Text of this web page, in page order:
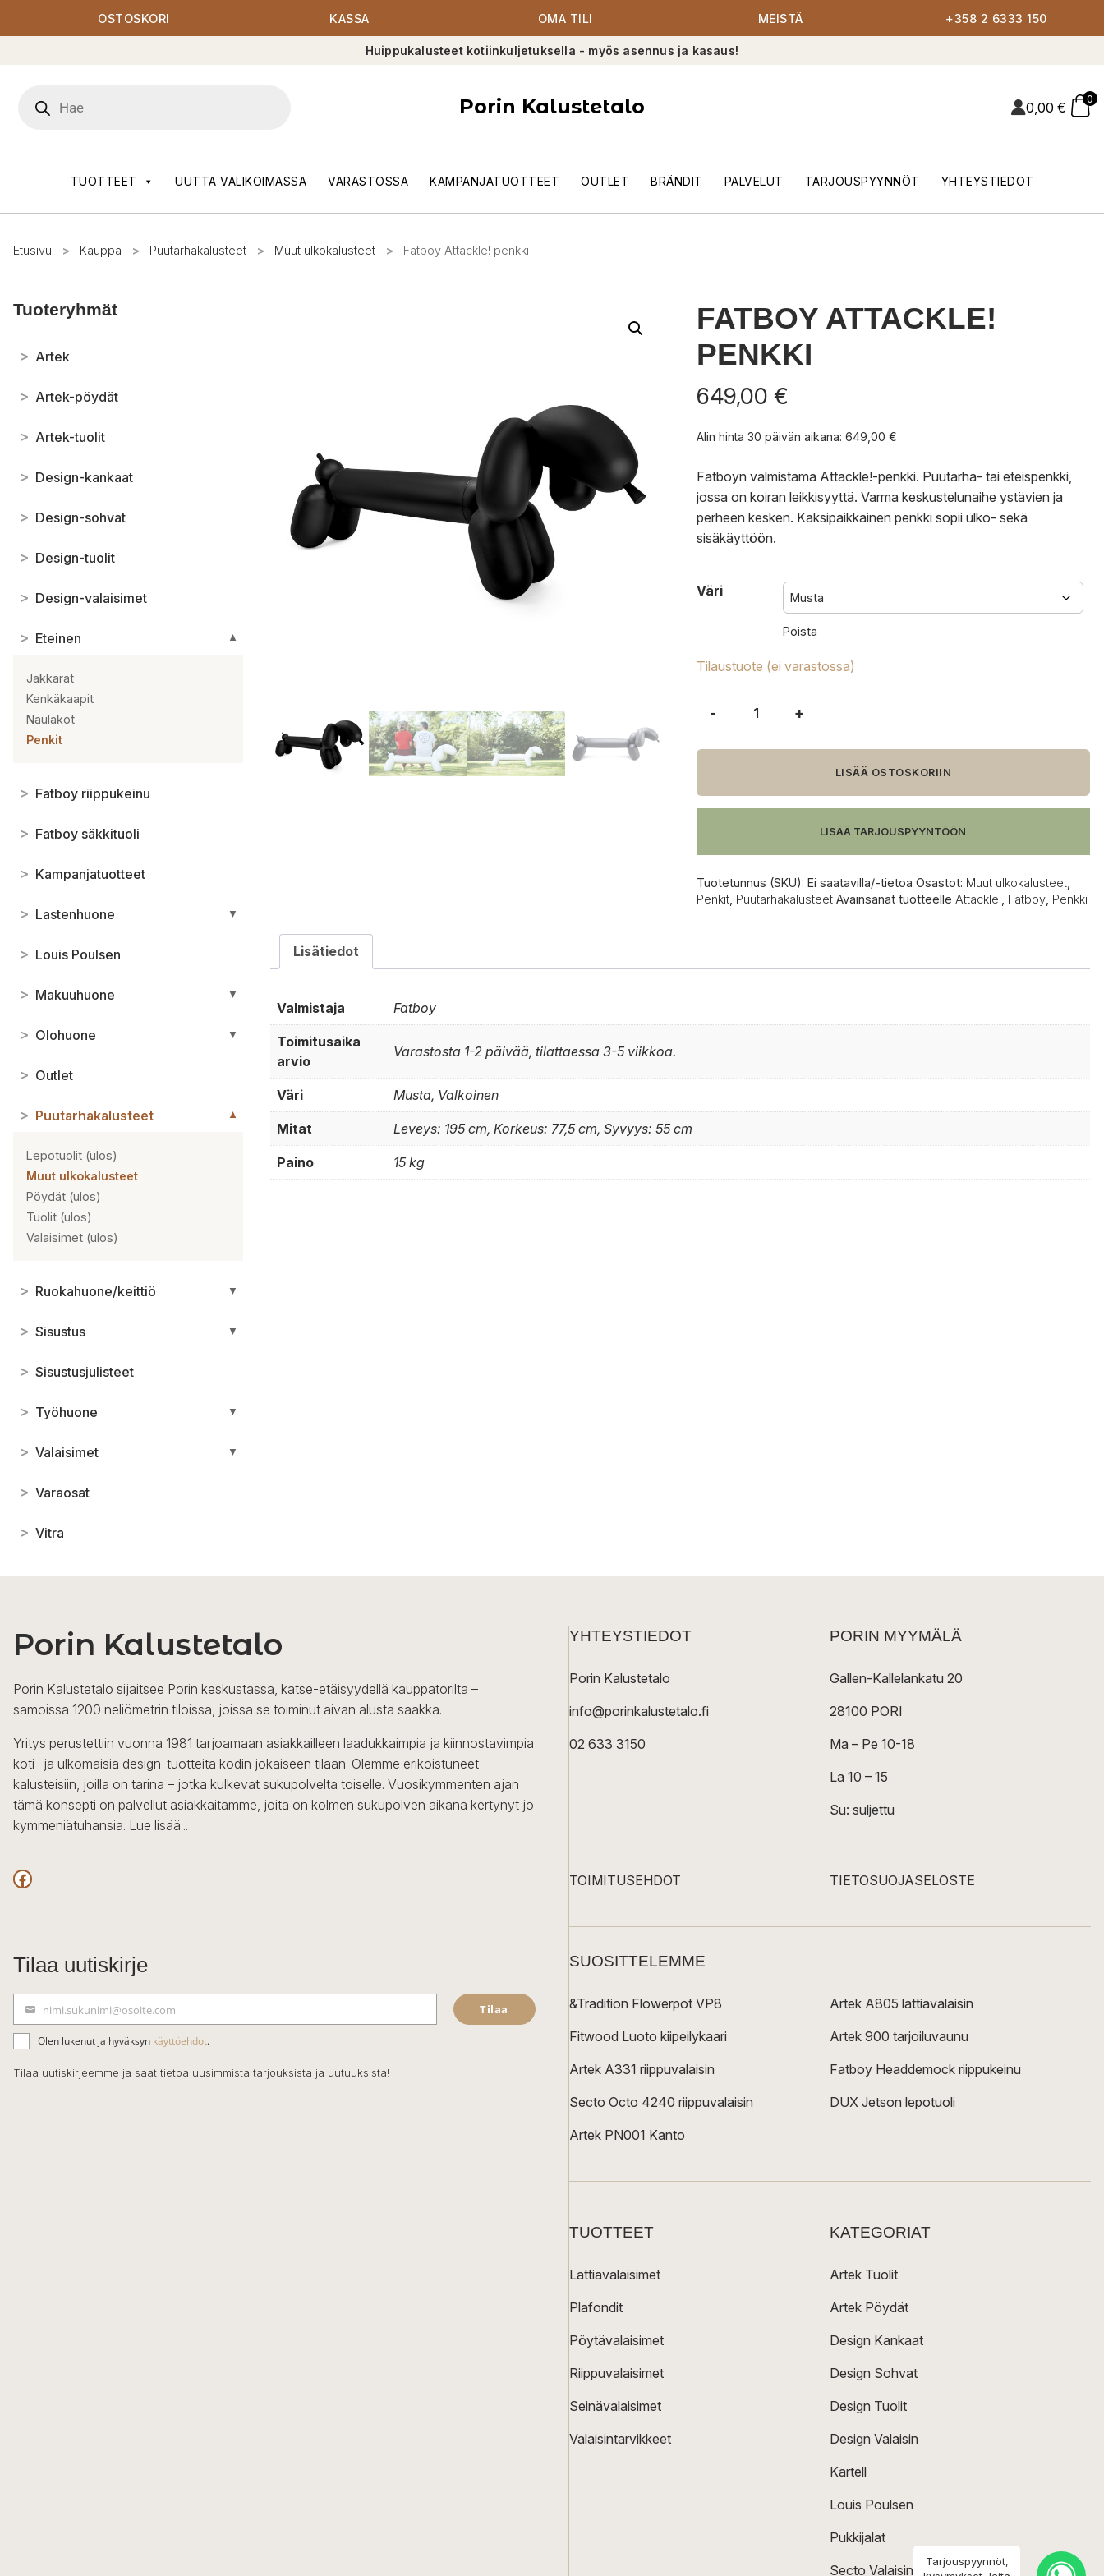
OSTOSKORI KASSA OMA TILI MEISTÄ +358 2 6333 150
Huippukalusteet kotiinkuljetuksella - myös asennus ja kasaus!
search
Porin Kalustetalo 0,00 €
0
TUOTTEET UUTTA VALIKOIMASSA VARASTOSSA KAMPANJATUOTTEET OUTLET BRÄNDIT PALVELUT TARJOUSPYYNNÖT YHTEYSTIEDOT
Etusivu > Kauppa > Puutarhakalusteet > Muut ulkokalusteet > Fatboy Attackle! penkki
Tuoteryhmät
> Artek
> Artek-pöydät
> Artek-tuolit
> Design-kankaat
> Design-sohvat
> Design-tuolit
> Design-valaisimet
> Eteinen ▼
Jakkarat
Kenkäkaapit
Naulakot
Penkit
> Fatboy riippukeinu
> Fatboy säkkituoli
> Kampanjatuotteet
> Lastenhuone ▼
> Louis Poulsen
> Makuuhuone ▼
> Olohuone ▼
> Outlet
> Puutarhakalusteet ▼
Lepotuolit (ulos)
Muut ulkokalusteet
Pöydät (ulos)
Tuolit (ulos)
Valaisimet (ulos)
> Ruokahuone/keittiö ▼
> Sisustus ▼
> Sisustusjulisteet
> Työhuone ▼
> Valaisimet ▼
> Varaosat
> Vitra
FATBOY ATTACKLE!
PENKKI
649,00 €
Alin hinta 30 päivän aikana: 649,00 €
Fatboyn valmistama Attackle!-penkki. Puutarha- tai eteispenkki,
jossa on koiran leikkisyyttä. Varma keskustelunaihe ystävien ja
perheen kesken. Kaksipaikkainen penkki sopii ulko- sekä
sisäkäyttöön.
Väri
Poista
Tilaustuote (ei varastossa)
penkki
- +
LISÄÄ OSTOSKORIIN
LISÄÄ TARJOUSPYYNTÖÖN
Tuotetunnus (SKU): Ei saatavilla/-tietoa Osastot: Muut ulkokalusteet,
Penkit, Puutarhakalusteet Avainsanat tuotteelle Attackle! Fatboy, Penkki
Lisätiedot
Valmistaja Fatboy
Toimitusaika
arvio
Varastosta 1-2 päivää, tilattaessa 3-5 viikkoa.
Väri Musta, Valkoinen
Mitat Leveys: 195 cm, Korkeus: 77,5 cm, Syvyys: 55 cm
Paino 15 kg
Porin Kalustetalo
Porin Kalustetalo sijaitsee Porin keskustassa, katse-etäisyydellä kauppatorilta –
samoissa 1200 neliömetrin tiloissa, joissa se toiminut aivan alusta saakka.
Yritys perustettiin vuonna 1981 tarjoamaan asiakkailleen laadukkaimpia ja kiinnostavimpia
koti- ja ulkomaisia design-tuotteita kodin jokaiseen tilaan. Olemme erikoistuneet
kalusteisiin, joilla on tarina – jotka kulkevat sukupolvelta toiselle. Vuosikymmenten ajan
tämä konsepti on palvellut asiakkaitamme, joita on kolmen sukupolven aikana kertynyt jo
kymmeniätuhansia. Lue lisää...
Facebook
Tilaa uutiskirje
ä
h
k
nimi.sukunimi@osoite.com Tilaa
Olen lukenut ja hyväksyn käyttöehdot.
Tilaa uutiskirjeemme ja saat tietoa uusimmista tarjouksista ja uutuuksista!
YHTEYSTIEDOT
Porin Kalustetalo
info@porinkalustetalo.fi
02 633 3150
PORIN MYYMÄLÄ
Gallen-Kallelankatu 20
28100 PORI
Ma – Pe 10-18
La 10 – 15
Su: suljettu
TOIMITUSEHDOT TIETOSUOJASELOSTE
SUOSITTELEMME
&Tradition Flowerpot VP8
Fitwood Luoto kiipeilykaari
Artek A331 riippuvalaisin
Secto Octo 4240 riippuvalaisin
Artek PN001 Kanto
Artek A805 lattiavalaisin
Artek 900 tarjoiluvaunu
Fatboy Headdemock riippukeinu
DUX Jetson lepotuoli
TUOTTEET
Lattiavalaisimet
Plafondit
Pöytävalaisimet
Riippuvalaisimet
Seinävalaisimet
Valaisintarvikkeet
KATEGORIAT
Artek Tuolit
Artek Pöydät
Design Kankaat
Design Sohvat
Design Tuolit
Design Valaisin
Kartell
Louis Poulsen
Pukkijalat
Secto Valaisin
Tarjouspyynnöt,